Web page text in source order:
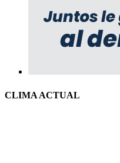
CLIMA ACTUAL